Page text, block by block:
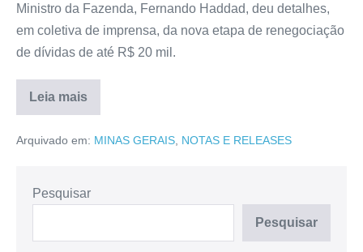
Ministro da Fazenda, Fernando Haddad, deu detalhes,
em coletiva de imprensa, da nova etapa de renegociação
de dívidas de até R$ 20 mil.
Leia mais
Arquivado em: MINAS GERAIS NOTAS E RELEASES
Pesquisar
Pesquisar